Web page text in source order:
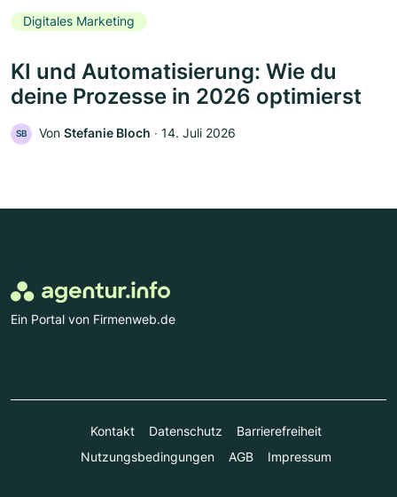
Digitales Marketing
KI und Automatisierung: Wie du
deine Prozesse in 2026 optimierst
SB Von Stefanie Bloch ‧ 14. Juli 2026
Ein Portal von Firmenweb.de
Kontakt Datenschutz
Barrierefreiheit
Nutzungsbedingungen
AGB Impressum